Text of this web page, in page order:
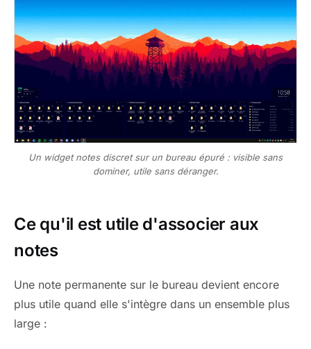
Un widget notes discret sur un bureau épuré : visible sans
dominer, utile sans déranger.
Ce qu'il est utile d'associer aux
notes
Une note permanente sur le bureau devient encore
plus utile quand elle s'intègre dans un ensemble plus
large :